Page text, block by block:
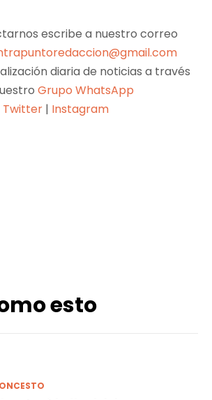
escribe a nuestro correo
diaria de noticias a través
Grupo WhatsApp
Twitter | Instagram
esto